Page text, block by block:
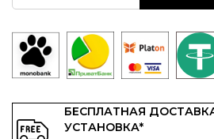
БЕСПЛАТНАЯ
УСТАНОВКА*